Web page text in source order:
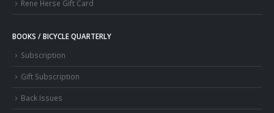
Rene Herse Gift Card
BOOKS / BICYCLE QUARTERLY
Subscription
Gift Subscription
Back Issues